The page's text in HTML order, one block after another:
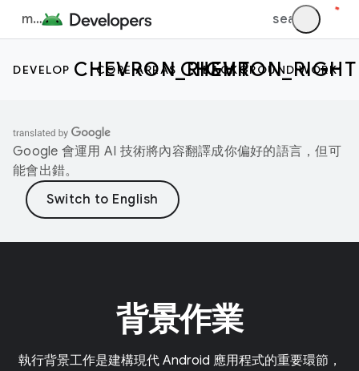
DEVELOP CORE AREAS BACKGROUND WORK
Google 會運用 AI 技術將內容翻譯成你偏好的語言，但可
能會出錯。
背景作業
執行背景工作是建構現代 Android 應用程式的重要環節，